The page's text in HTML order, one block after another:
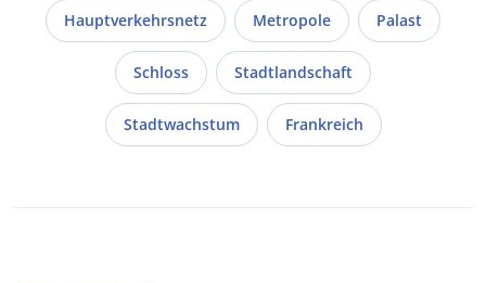
Hauptverkehrsnetz Metropole Palast
Schloss Stadtlandschaft
Stadtwachstum Frankreich